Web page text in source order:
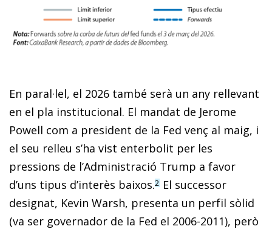
En paral·lel, el 2026 també serà un any rellevant
en el pla institucional. El mandat de Jerome
Powell com a president de la Fed venç al maig, i
el seu relleu s’ha vist enterbolit per les
pressions de l’Administració Trump a favor
d’uns tipus d’interès baixos.2 El successor
designat, Kevin Warsh, presenta un perfil sòlid
(va ser governador de la Fed el 2006-2011), però